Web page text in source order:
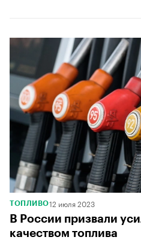
ТОПЛИВО12 июля 2023
В России призвали
качеством топлива